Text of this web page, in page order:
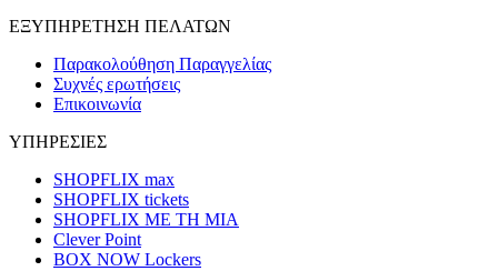
ΕΞΥΠΗΡΕΤΗΣΗ ΠΕΛΑΤΩΝ
Παρακολούθηση Παραγγελίας
Συχνές ερωτήσεις
Επικοινωνία
ΥΠΗΡΕΣΙΕΣ
SHOPFLIX max
SHOPFLIX tickets
SHOPFLIX ΜΕ ΤΗ ΜΙΑ
Clever Point
BOX NOW Lockers